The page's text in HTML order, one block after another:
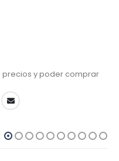
precios y poder comprar